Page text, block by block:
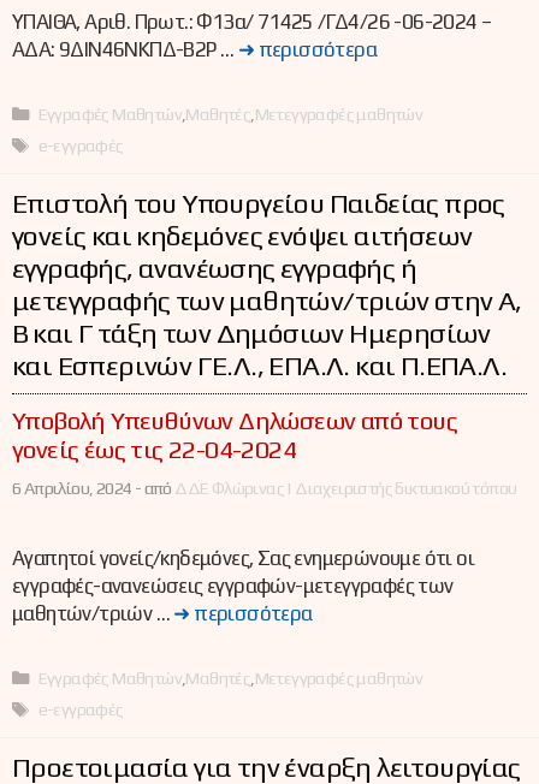
ΥΠΑΙΘΑ, Αριθ. Πρωτ.: Φ13α/ 71425 /ΓΔ4/26 -06-2024 –
ΑΔΑ: 9ΔΙΝ46ΝΚΠΔ-Β2Ρ … ➜ περισσότερα
Κατηγορίες
Εγγραφές Μαθητών Μαθητές Μετεγγραφές μαθητών
Ετικέτες
e-εγγραφές
Επιστολή του Υπουργείου Παιδείας προς
γονείς και κηδεμόνες ενόψει αιτήσεων
εγγραφής, ανανέωσης εγγραφής ή
μετεγγραφής των μαθητών/τριών στην Α΄,
Β΄ και Γ΄ τάξη των Δημόσιων Ημερησίων
και Εσπερινών ΓΕ.Λ., ΕΠΑ.Λ. και Π.ΕΠΑ.Λ.
Υποβολή Υπευθύνων Δηλώσεων από τους
γονείς έως τις 22-04-2024
6 Απριλίου, 2024 -από ΔΔΕ Φλώρινας | Διαχειριστής δικτυακού τόπου
Αγαπητοί γονείς/κηδεμόνες, Σας ενημερώνουμε ότι οι
εγγραφές-ανανεώσεις εγγραφών-μετεγγραφές των
μαθητών/τριών … ➜ περισσότερα
Κατηγορίες
Εγγραφές Μαθητών Μαθητές Μετεγγραφές μαθητών
Ετικέτες
e-εγγραφές
Προετοιμασία για την έναρξη λειτουργίας